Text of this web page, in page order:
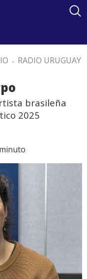
. RADIO URUGUAY
brasileña
2025
minuto